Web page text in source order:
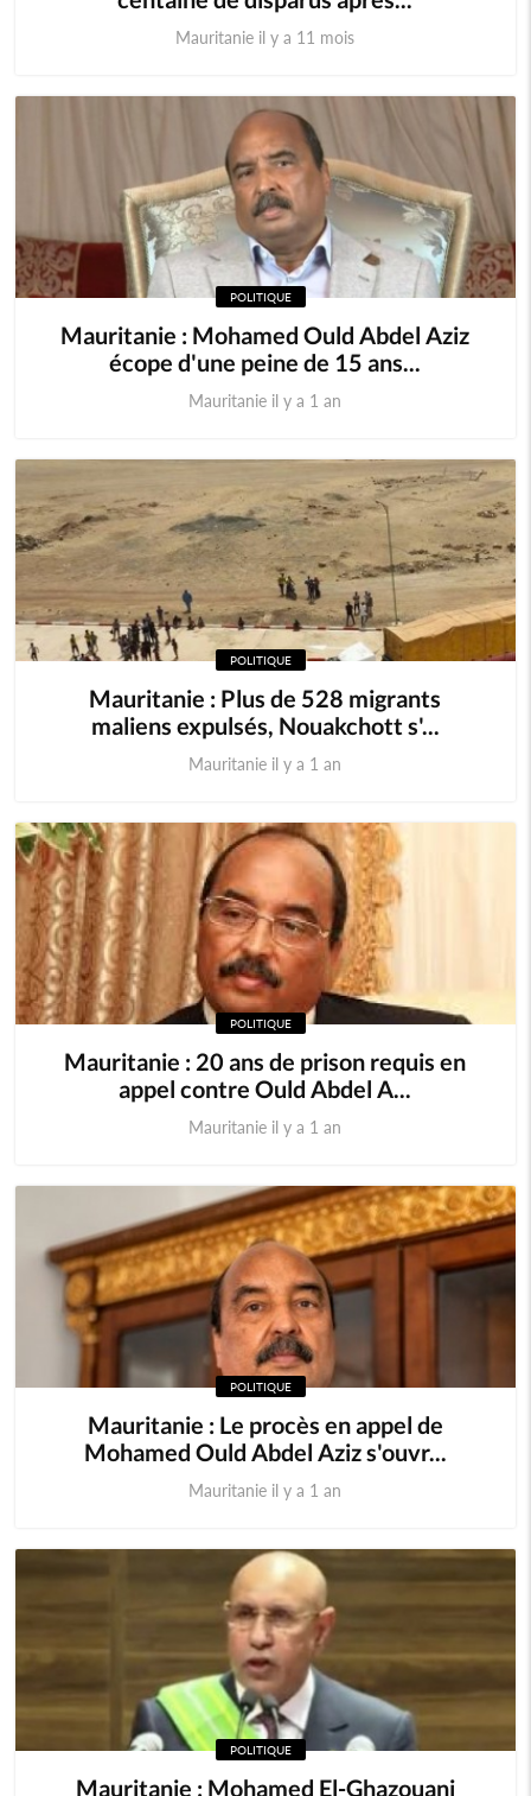
Mauritanie il y a 11 mois
POLITIQUE
Mauritanie : Mohamed Ould Abdel Aziz
écope d'une peine de 15 ans...
Mauritanie il y a 1 an
POLITIQUE
Mauritanie : Plus de 528 migrants
maliens expulsés, Nouakchott s'...
Mauritanie il y a 1 an
POLITIQUE
Mauritanie : 20 ans de prison requis en
appel contre Ould Abdel A...
Mauritanie il y a 1 an
POLITIQUE
Mauritanie : Le procès en appel de
Mohamed Ould Abdel Aziz s'ouvr...
Mauritanie il y a 1 an
POLITIQUE
Mauritanie : Mohamed El-Ghazouani